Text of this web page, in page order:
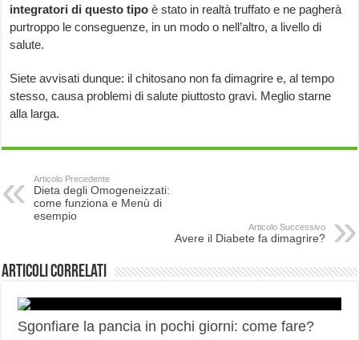
integratori di questo tipo è stato in realtà truffato e ne pagherà
purtroppo le conseguenze, in un modo o nell’altro, a livello di
salute.
Siete avvisati dunque: il chitosano non fa dimagrire e, al tempo
stesso, causa problemi di salute piuttosto gravi. Meglio starne
alla larga.
Articolo Precedente
Dieta degli Omogeneizzati:
come funziona e Menù di
esempio
Articolo Successivo
Avere il Diabete fa dimagrire?
Articoli correlati
Sgonfiare la pancia in pochi giorni: come fare?